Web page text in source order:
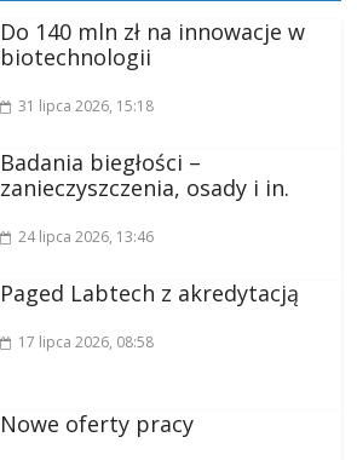
Do 140 mln zł na innowacje w
biotechnologii
31 lipca 2026, 15:18
Badania biegłości –
zanieczyszczenia, osady i in.
24 lipca 2026, 13:46
Paged Labtech z akredytacją
17 lipca 2026, 08:58
Nowe oferty pracy